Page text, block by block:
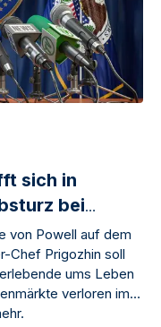
sich in
bei
von Powell auf dem
Chef Prigozhin soll
ums Leben
verloren im